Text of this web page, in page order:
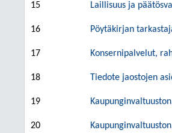
15 Laillisuus ja
16 Pöytäkirjan
17 Konsernipalvelut,
18 Tiedote jaostojen
19
20